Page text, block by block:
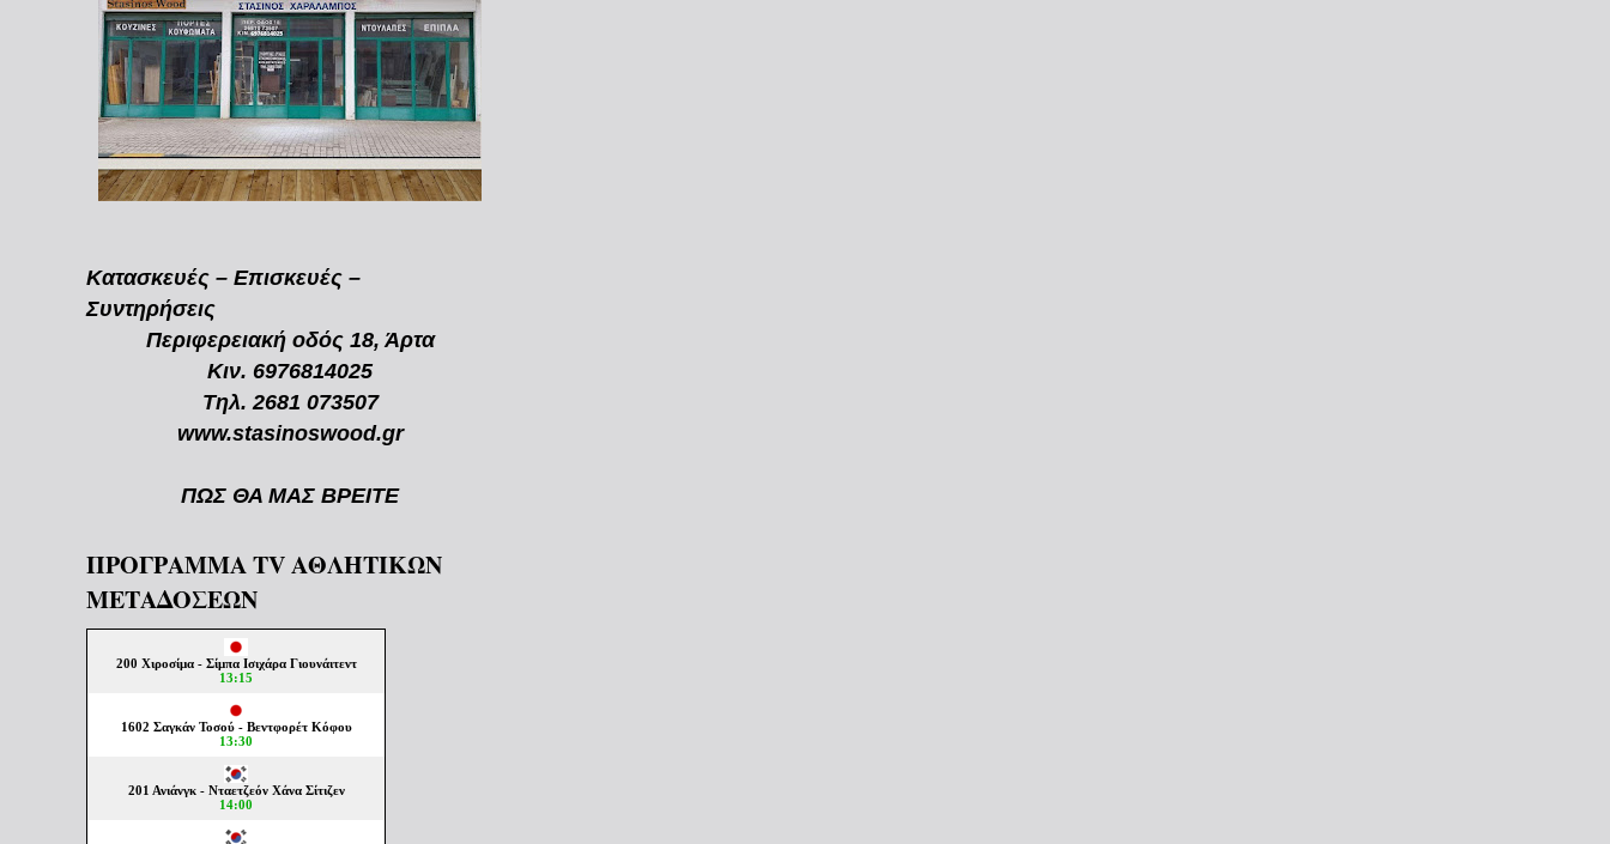
Κατασκευές – Επισκευές –
Συντηρήσεις
Περιφερειακή οδός 18, Άρτα
Κιν. 6976814025
Τηλ. 2681 073507
www.stasinoswood.gr
ΠΩΣ ΘΑ ΜΑΣ ΒΡΕΙΤΕ
ΠΡΟΓΡΑΜΜΑ TV ΑΘΛΗΤΙΚΩΝ
ΜΕΤΑΔΟΣΕΩΝ